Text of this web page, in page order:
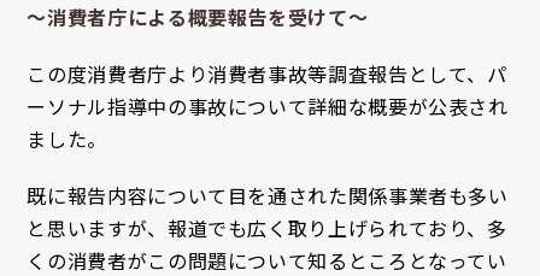
〜消費者庁による概要報告を受けて〜
この度消費者庁より消費者事故等調査報告として、 パ
ーソナル指導中の事故について詳細な概要が公表され
ました。
既に報告内容について目を通された関係事業者も多い
と思いますが、 報道でも広く取り上げられており、多
くの消費者がこの問題について知るところとなってい